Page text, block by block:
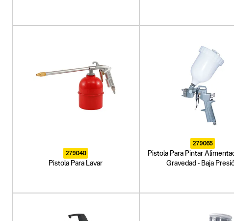
279040
Pistola Para Lavar
279065
Pistola Para Pintar
Gravedad - Baja